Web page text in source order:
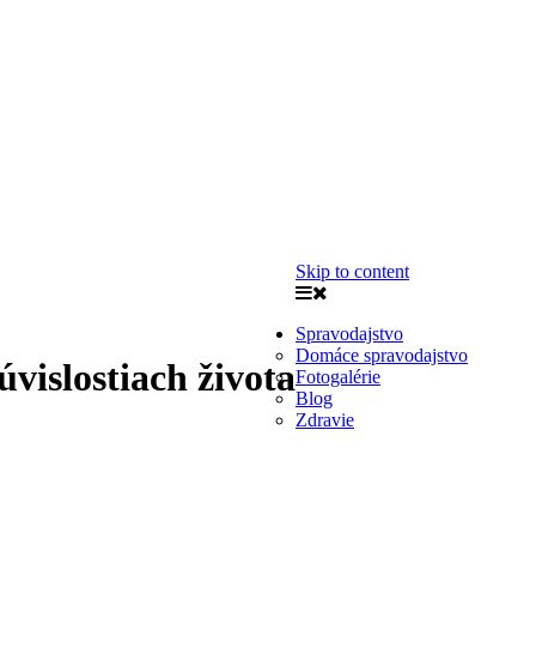
života
Skip to content
Spravodajstvo
Domáce spravodajstvo
Fotogalérie
Blog
Zdravie